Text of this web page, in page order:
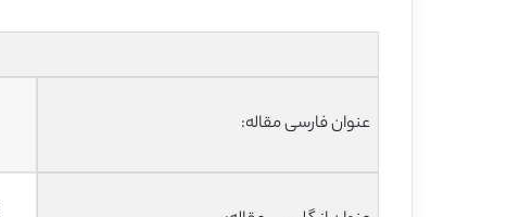
عنوان فارسی مقاله: